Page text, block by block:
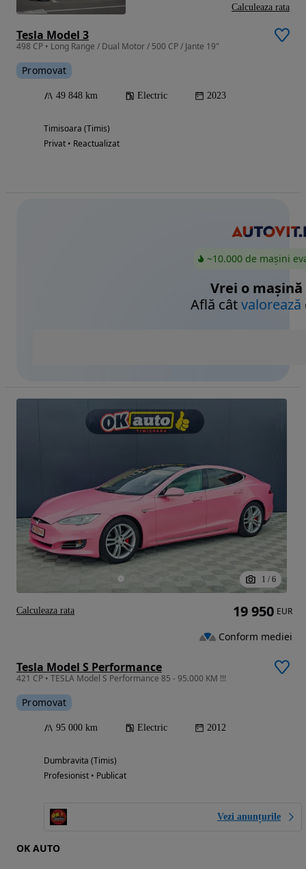
Tesla Model 3
498 CP • Long Range / Dual Motor / 500 CP / Jante 19"
Promovat
49 848 km Electric 2023
Timisoara (Timis)
Privat • Reactualizat
Calculeaza rata
~10.000 de mașini
Vrei o mașină
Află câtvalorează
1 / 6
Tesla Model S Performance
421 CP • TESLA Model S Performance 85 - 95.000 KM !!!
Promovat
95 000 km Electric 2012
Dumbravita (Timis)
Profesionist • Publicat
Vezi anunțurile
OK AUTO
19 950 EUR
Conform mediei
Calculeaza rata